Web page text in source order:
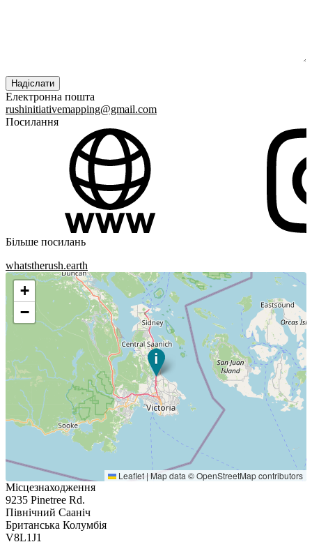
Електронна пошта
rushinitiativemapping@gmail.com
Посилання
Більше посилань
whatstherush.earth
+
−
Leaflet | Map data ©OpenStreetMapcontributors
Місцезнаходження
9235 Pinetree Rd.
Північний Сааніч
Британська Колумбія
V8L1J1